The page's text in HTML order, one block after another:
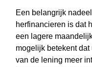
Een belangrijk
herfinancieren is dat
een lagere
mogelijk betekent
van de lening meer